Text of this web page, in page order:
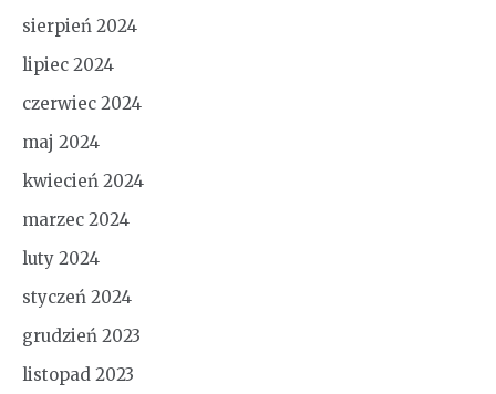
sierpień 2024
lipiec 2024
czerwiec 2024
maj 2024
kwiecień 2024
marzec 2024
luty 2024
styczeń 2024
grudzień 2023
listopad 2023